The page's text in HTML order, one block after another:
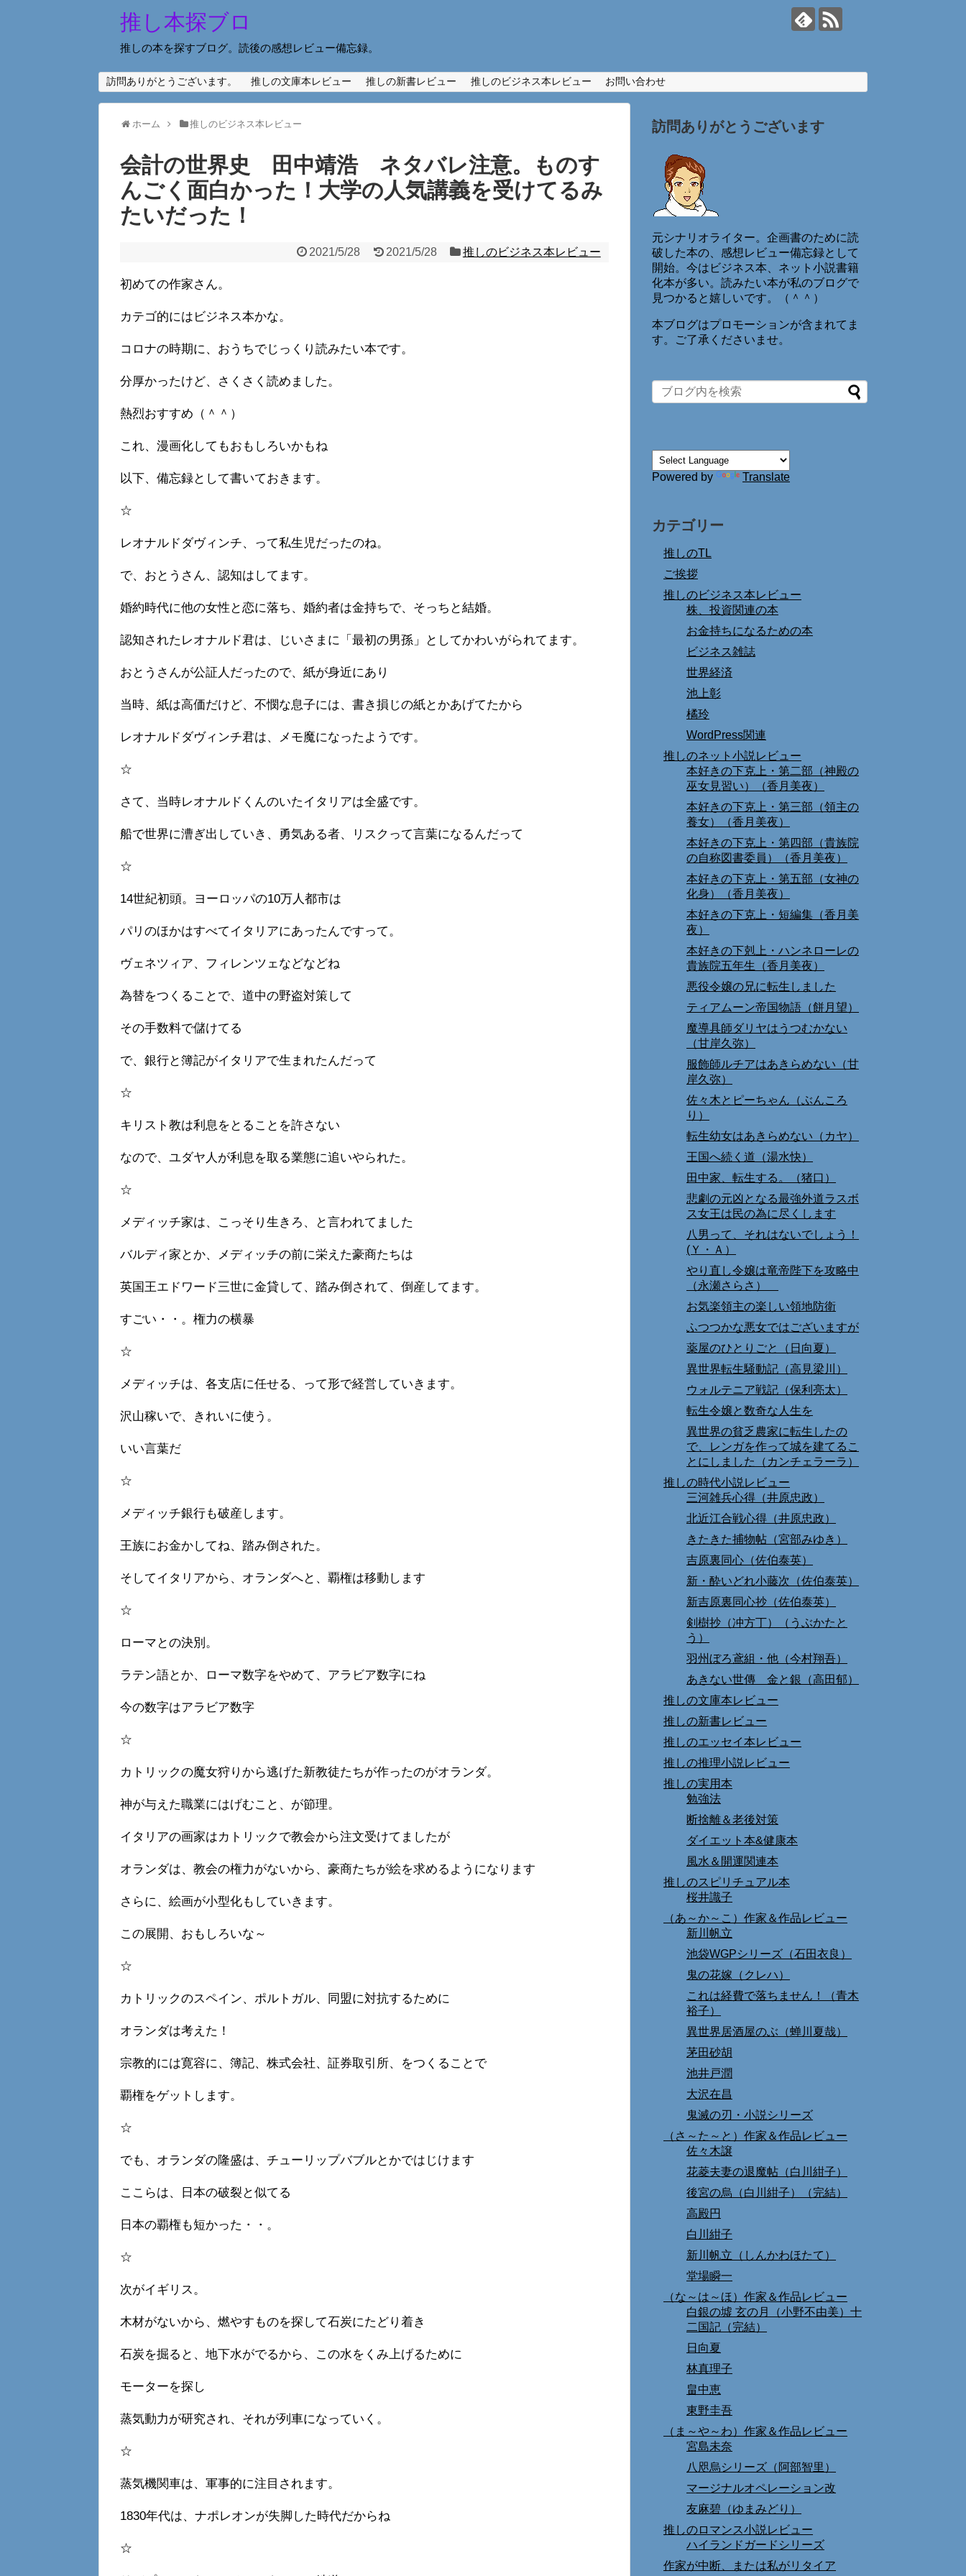
推し本探ブロ
推しの本を探すブログ。読後の感想レビュー備忘録。
訪問ありがとうございます。 推しの文庫本レビュー 推しの新書レビュー 推しのビジネス本レビュー お問い合わせ
ホーム 推しのビジネス本レビュー
会計の世界史 田中靖浩 ネタバレ注意。ものす
んごく面白かった！大学の人気講義を受けてるみ
たいだった！
2021/5/28 2021/5/28 推しのビジネス本レビュー
初めての作家さん。
カテゴ的にはビジネス本かな。
コロナの時期に、おうちでじっくり読みたい本です。
分厚かったけど、さくさく読めました。
熱烈おすすめ（＾＾）
これ、漫画化してもおもしろいかもね
以下、備忘録として書いておきます。
☆
レオナルドダヴィンチ、って私生児だったのね。
で、おとうさん、認知はしてます。
婚約時代に他の女性と恋に落ち、婚約者は金持ちで、そっちと結婚。
認知されたレオナルド君は、じいさまに「最初の男孫」としてかわいがられてます。
おとうさんが公証人だったので、紙が身近にあり
当時、紙は高価だけど、不憫な息子には、書き損じの紙とかあげてたから
レオナルドダヴィンチ君は、メモ魔になったようです。
☆
さて、当時レオナルドくんのいたイタリアは全盛です。
船で世界に漕ぎ出していき、勇気ある者、リスクって言葉になるんだって
☆
14世紀初頭。ヨーロッパの10万人都市は
パリのほかはすべてイタリアにあったんですって。
ヴェネツィア、フィレンツェなどなどね
為替をつくることで、道中の野盗対策して
その手数料で儲けてる
で、銀行と簿記がイタリアで生まれたんだって
☆
キリスト教は利息をとることを許さない
なので、ユダヤ人が利息を取る業態に追いやられた。
☆
メディッチ家は、こっそり生きろ、と言われてました
バルディ家とか、メディッチの前に栄えた豪商たちは
英国王エドワード三世に金貸して、踏み倒されて、倒産してます。
すごい・・。権力の横暴
☆
メディッチは、各支店に任せる、って形で経営していきます。
沢山稼いで、きれいに使う。
いい言葉だ
☆
メディッチ銀行も破産します。
王族にお金かしてね、踏み倒された。
そしてイタリアから、オランダへと、覇権は移動します
☆
ローマとの決別。
ラテン語とか、ローマ数字をやめて、アラビア数字にね
今の数字はアラビア数字
☆
カトリックの魔女狩りから逃げた新教徒たちが作ったのがオランダ。
神が与えた職業にはげむこと、が節理。
イタリアの画家はカトリックで教会から注文受けてましたが
オランダは、教会の権力がないから、豪商たちが絵を求めるようになります
さらに、絵画が小型化もしていきます。
この展開、おもしろいな～
☆
カトリックのスペイン、ポルトガル、同盟に対抗するために
オランダは考えた！
宗教的には寛容に、簿記、株式会社、証券取引所、をつくることで
覇権をゲットします。
☆
でも、オランダの隆盛は、チューリップバブルとかではじけます
ここらは、日本の破裂と似てる
日本の覇権も短かった・・。
☆
次がイギリス。
木材がないから、燃やすものを探して石炭にたどり着き
石炭を掘ると、地下水がでるから、この水をくみ上げるために
モーターを探し
蒸気動力が研究され、それが列車になっていく。
☆
蒸気機関車は、軍事的に注目されます。
1830年代は、ナポレオンが失脚した時代だからね
☆
訪問ありがとうございます
元シナリオライター。企画書のために読
破した本の、感想レビュー備忘録として
開始。今はビジネス本、ネット小説書籍
化本が多い。読みたい本が私のブログで
見つかると嬉しいです。（＾＾）
本ブログはプロモーションが含まれてま
す。ご了承くださいませ。
Powered by Translate
カテゴリー
推しのTL
ご挨拶
推しのビジネス本レビュー
株、投資関連の本
お金持ちになるための本
ビジネス雑誌
世界経済
池上彰
橘玲
WordPress関連
推しのネット小説レビュー
本好きの下克上・第二部（神殿の
巫女見習い）（香月美夜）
本好きの下克上・第三部（領主の
養女）（香月美夜）
本好きの下克上・第四部（貴族院
の自称図書委員）（香月美夜）
本好きの下克上・第五部（女神の
化身）（香月美夜）
本好きの下克上・短編集（香月美
夜）
本好きの下剋上・ハンネローレの
貴族院五年生（香月美夜）
悪役令嬢の兄に転生しました
ティアムーン帝国物語（餅月望）
魔導具師ダリヤはうつむかない
（甘岸久弥）
服飾師ルチアはあきらめない（甘
岸久弥）
佐々木とピーちゃん（ぶんころ
り）
転生幼女はあきらめない（カヤ）
王国へ続く道（湯水快）
田中家、転生する。（猪口）
悲劇の元凶となる最強外道ラスボ
ス女王は民の為に尽くします
八男って、それはないでしょう！
(Ｙ・Ａ）
やり直し令嬢は竜帝陛下を攻略中
（永瀬さらさ）
お気楽領主の楽しい領地防衛
ふつつかな悪女ではございますが
薬屋のひとりごと（日向夏）
異世界転生騒動記（高見梁川）
ウォルテニア戦記（保利亮太）
転生令嬢と数奇な人生を
異世界の貧乏農家に転生したの
で、レンガを作って城を建てるこ
とにしました（カンチェラーラ）
推しの時代小説レビュー
三河雑兵心得（井原忠政）
北近江合戦心得（井原忠政）
きたきた捕物帖（宮部みゆき）
吉原裏同心（佐伯泰英）
新・酔いどれ小藤次（佐伯泰英）
新吉原裏同心抄（佐伯泰英）
剣樹抄（冲方丁）（うぶかたと
う）
羽州ぼろ鳶組・他（今村翔吾）
あきない世傳 金と銀（高田郁）
推しの文庫本レビュー
推しの新書レビュー
推しのエッセイ本レビュー
推しの推理小説レビュー
推しの実用本
勉強法
断捨離＆老後対策
ダイエット本&健康本
風水＆開運関連本
推しのスピリチュアル本
桜井識子
（あ～か～こ）作家＆作品レビュー
新川帆立
池袋WGPシリーズ（石田衣良）
鬼の花嫁（クレハ）
これは経費で落ちません！（青木
裕子）
異世界居酒屋のぶ（蝉川夏哉）
茅田砂胡
池井戸潤
大沢在昌
鬼滅の刃・小説シリーズ
（さ～た～と）作家＆作品レビュー
佐々木譲
花菱夫妻の退魔帖（白川紺子）
後宮の烏（白川紺子）（完結）
高殿円
白川紺子
新川帆立（しんかわほたて）
堂場瞬一
（な～は～ほ）作家＆作品レビュー
白銀の墟 玄の月（小野不由美）十
二国記（完結）
日向夏
林真理子
畠中恵
東野圭吾
（ま～や～わ）作家＆作品レビュー
宮島未奈
八咫烏シリーズ（阿部智里）
マージナルオペレーション改
友麻碧（ゆまみどり）
推しのロマンス小説レビュー
ハイランドガードシリーズ
作家が中断、または私がリタイア